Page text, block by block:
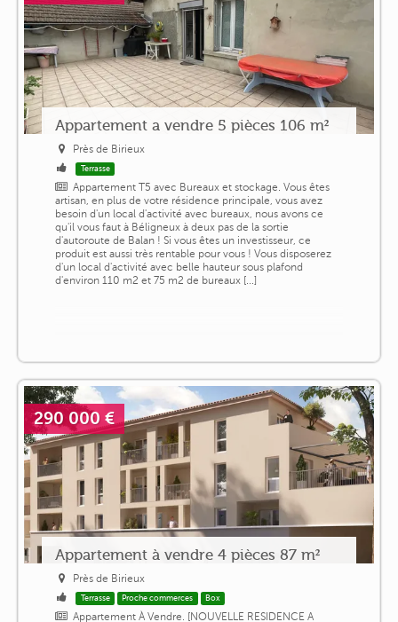
Appartement a vendre 5 pièces 106 m²
Près de Birieux
Terrasse
Appartement T5 avec Bureaux et stockage. Vous êtes
artisan, en plus de votre résidence principale, vous avez
besoin d'un local d'activité avec bureaux, nous avons ce
qu'il vous faut à Béligneux à deux pas de la sortie
d'autoroute de Balan ! Si vous êtes un investisseur, ce
produit est aussi très rentable pour vous ! Vous disposerez
d'un local d'activité avec belle hauteur sous plafond
d'environ 110 m2 et 75 m2 de bureaux [...]
290 000 €
Appartement à vendre 4 pièces 87 m²
Près de Birieux
Terrasse Proche commerces Box
Appartement À Vendre. [NOUVELLE RESIDENCE A